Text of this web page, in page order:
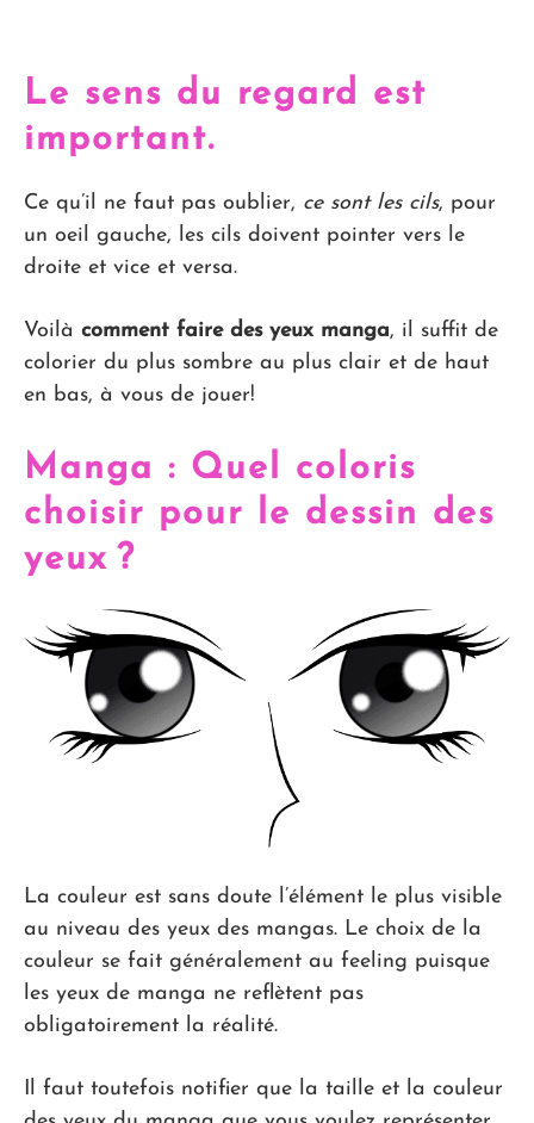
Le sens du regard est
important.
Ce qu’il ne faut pas oublier, ce sont les cils, pour
un oeil gauche, les cils doivent pointer vers le
droite et vice et versa.
Voilà comment faire des yeux manga, il suffit de
colorier du plus sombre au plus clair et de haut
en bas, à vous de jouer!
Manga : Quel coloris
choisir pour le dessin des
yeux ?
La couleur est sans doute l’élément le plus visible
au niveau des yeux des mangas. Le choix de la
couleur se fait généralement au feeling puisque
les yeux de manga ne reflètent pas
obligatoirement la réalité.
Il faut toutefois notifier que la taille et la couleur